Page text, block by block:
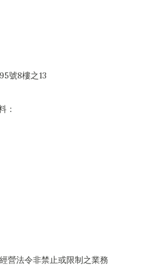
號8樓之13
：
營法令非禁止或限制之業務